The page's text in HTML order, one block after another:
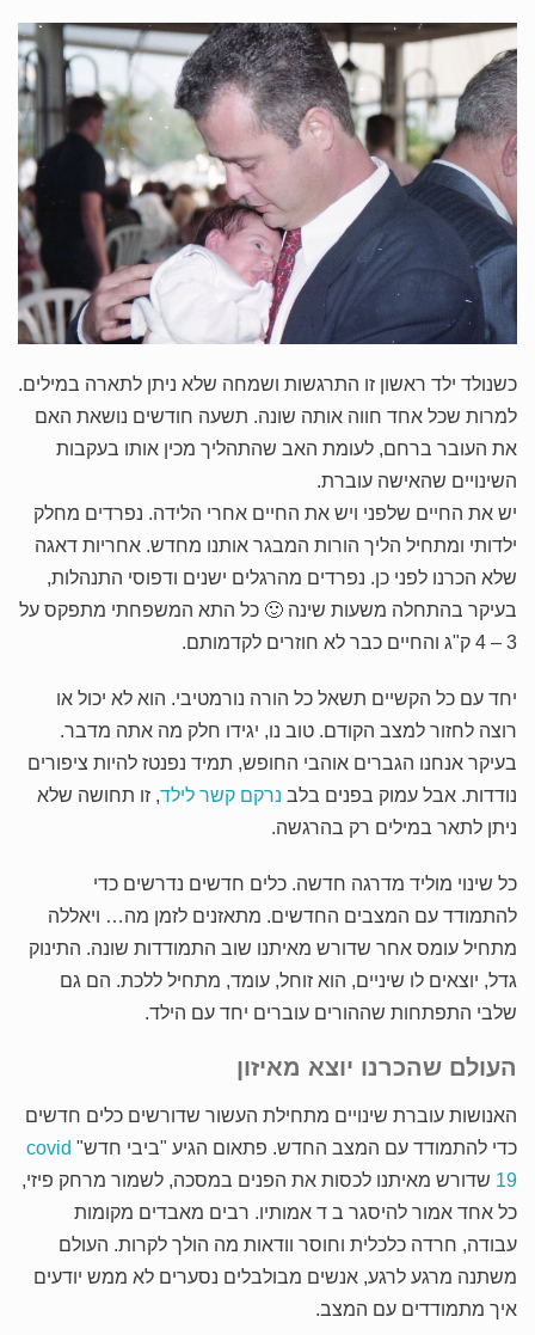
כשנולד ילד ראשון זו התרגשות ושמחה שלא ניתן לתארה במילים.
למרות שכל אחד חווה אותה שונה. תשעה חודשים נושאת האם
את העובר ברחם, לעומת האב שהתהליך מכין אותו בעקבות
השינויים שהאישה עוברת.
יש את החיים שלפני ויש את החיים אחרי הלידה. נפרדים מחלק
ילדותי ומתחיל הליך הורות המבגר אותנו מחדש. אחריות דאגה
שלא הכרנו לפני כן. נפרדים מהרגלים ישנים ודפוסי התנהלות,
בעיקר בהתחלה משעות שינה 🙂 כל התא המשפחתי מתפקס על
3 – 4 ק"ג והחיים כבר לא חוזרים לקדמותם.
יחד עם כל הקשיים תשאל כל הורה נורמטיבי. הוא לא יכול או
רוצה לחזור למצב הקודם. טוב נו, יגידו חלק מה אתה מדבר.
בעיקר אנחנו הגברים אוהבי החופש, תמיד נפנטז להיות ציפורים
נודדות. אבל עמוק בפנים בלב נרקם קשר לילד, זו תחושה שלא
ניתן לתאר במילים רק בהרגשה.
כל שינוי מוליד מדרגה חדשה. כלים חדשים נדרשים כדי
להתמודד עם המצבים החדשים. מתאזנים לזמן מה… ויאללה
מתחיל עומס אחר שדורש מאיתנו שוב התמודדות שונה. התינוק
גדל, יוצאים לו שיניים, הוא זוחל, עומד, מתחיל ללכת. הם גם
שלבי התפתחות שההורים עוברים יחד עם הילד.
העולם שהכרנו יוצא מאיזון
האנושות עוברת שינויים מתחילת העשור שדורשים כלים חדשים
כדי להתמודד עם המצב החדש. פתאום הגיע "ביבי חדש" covid
19 שדורש מאיתנו לכסות את הפנים במסכה, לשמור מרחק פיזי,
כל אחד אמור להיסגר ב ד אמותיו. רבים מאבדים מקומות
עבודה, חרדה כלכלית וחוסר וודאות מה הולך לקרות. העולם
משתנה מרגע לרגע, אנשים מבולבלים נסערים לא ממש יודעים
איך מתמודדים עם המצב.